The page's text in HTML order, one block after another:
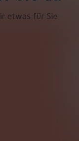
etwas für Sie